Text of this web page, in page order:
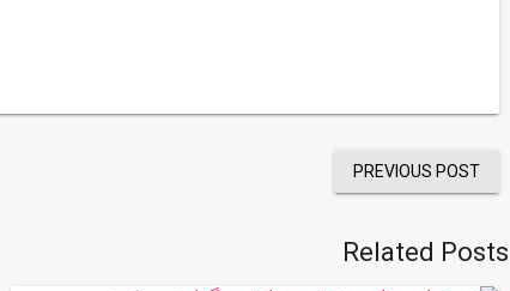
PREVIOUS POST
Related Posts